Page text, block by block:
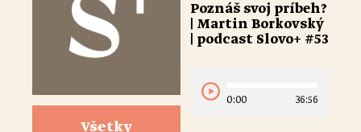
Všetky
Poznáš svoj príbeh?
| Martin Borkovský
| podcast Slovo+ #53
0:00 36:56